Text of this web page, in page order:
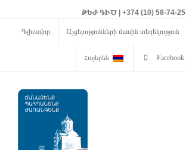
ԹԵԺ ԳԻԾ | +374 (10) 58-74-25
Գլխավոր Այցելությունների մասին տեղեկություն
Հայերեն Facebook